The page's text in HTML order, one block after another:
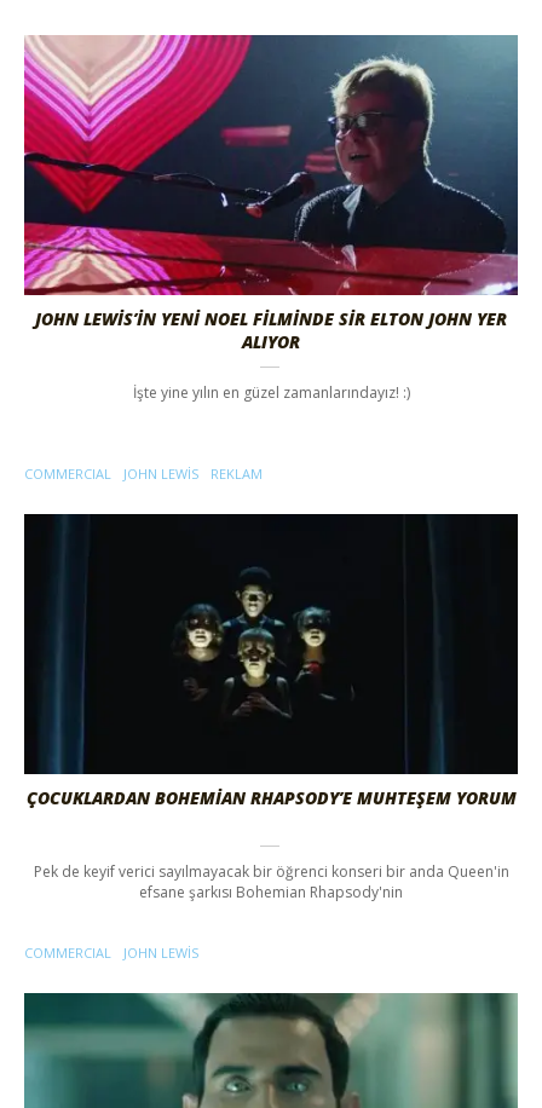
JOHN LEWIS’IN YENI NOEL FILMINDE SIR ELTON JOHN YER
ALIYOR
İşte yine yılın en güzel zamanlarındayız! :)
COMMERCIAL JOHN LEWIS REKLAM
ÇOCUKLARDAN BOHEMIAN RHAPSODY’E MUHTEŞEM YORUM
Pek de keyif verici sayılmayacak bir öğrenci konseri bir anda Queen'in
efsane şarkısı Bohemian Rhapsody'nin
COMMERCIAL JOHN LEWIS